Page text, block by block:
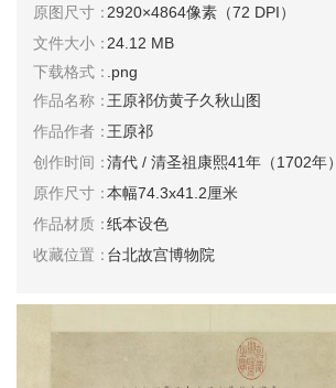
原图尺寸：2920×4864像素（72 DPI）
文件大小：24.12 MB
下载格式： .png
作品名称：王原祁仿黄子久秋山图
作品作者：王原祁
创作时间：清代 / 清圣祖康熙41年（1702年）
原作尺寸：本幅74.3x41.2厘米
作品材质：纸本设色
收藏位置：台北故宫博物院
书
法
家
画
国
画